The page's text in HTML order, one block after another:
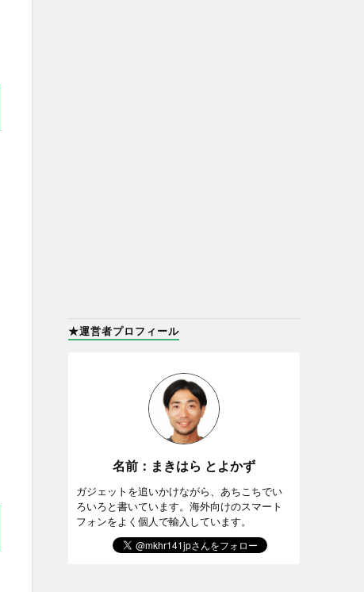
★運営者プロフィール
名前：まきはら とよかず
ガジェットを追いかけながら、あちこちでい
ろいろと書いています。海外向けのスマート
フォンをよく個人で輸入しています。